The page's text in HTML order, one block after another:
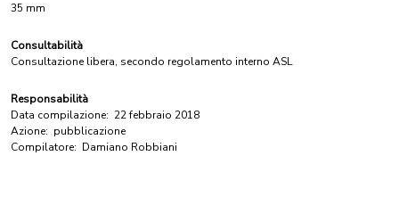
35 mm
Consultabilità
Consultazione libera, secondo regolamento interno ASL
Responsabilità
Data compilazione: 22 febbraio 2018
Azione: pubblicazione
Compilatore: Damiano Robbiani